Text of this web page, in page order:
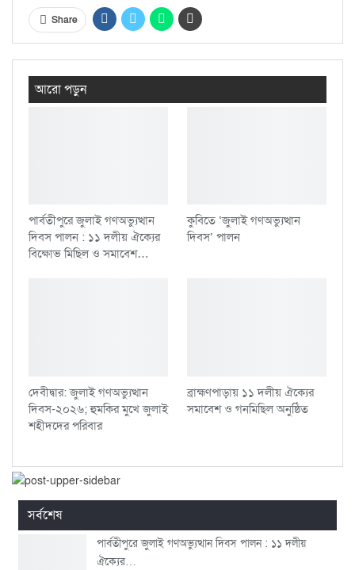
Share
আরো পড়ুন
পার্বতীপুরে জুলাই গণঅভ্যুত্থান
দিবস পালন : ১১ দলীয় ঐক্যের
বিক্ষোভ মিছিল ও সমাবেশ…
কুবিতে ‘জুলাই গণঅভ্যুত্থান
দিবস’ পালন
দেবীদ্বার: জুলাই গণঅভ্যুত্থান
দিবস-২০২৬; হুমকির মুখে জুলাই
শহীদদের পরিবার
ব্রাহ্মণপাড়ায় ১১ দলীয় ঐক্যের
সমাবেশ ও গনমিছিল অনুষ্ঠিত
সর্বশেষ
পার্বতীপুরে জুলাই গণঅভ্যুত্থান দিবস পালন : ১১ দলীয়
ঐক্যের…